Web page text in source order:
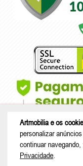
Artmobilia e os
personalizar
continuar
Privacidade